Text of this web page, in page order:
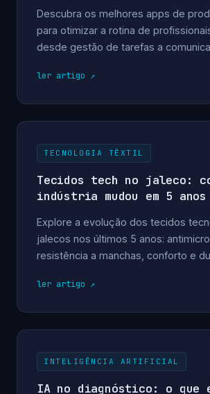
Descubra os melhores apps de
para otimizar a rotina de
desde gestão de tarefas a
ler artigo
TECNOLOGIA TÊXTIL
Tecidos tech no jaleco:
indústria mudou em 5 anos
Explore a evolução dos tecidos
jalecos nos últimos 5 anos:
resistência a manchas, conforto e
ler artigo
INTELIGÊNCIA ARTIFICIAL
IA no diagnóstico: o que